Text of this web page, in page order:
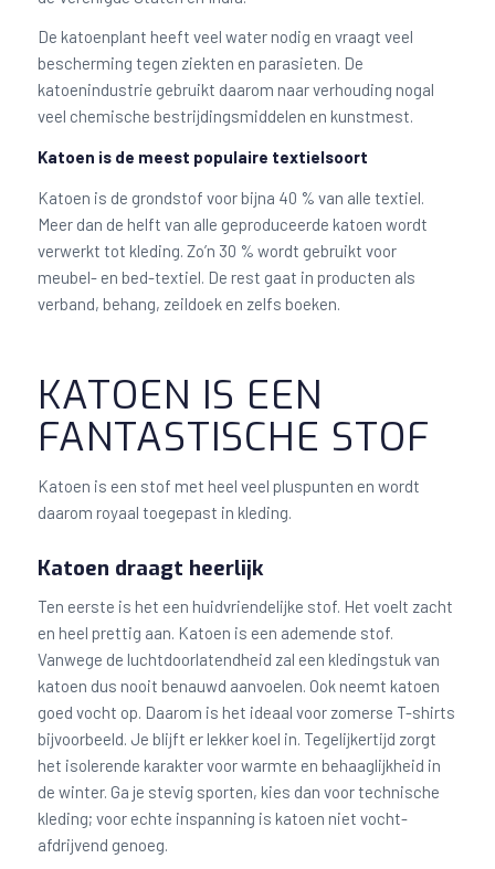
De katoenplant heeft veel water nodig en vraagt veel
bescherming tegen ziekten en parasieten. De
katoenindustrie gebruikt daarom naar verhouding nogal
veel chemische bestrijdingsmiddelen en kunstmest.
Katoen is de meest populaire textielsoort
Katoen is de grondstof voor bijna 40 % van alle textiel.
Meer dan de helft van alle geproduceerde katoen wordt
verwerkt tot kleding. Zo’n 30 % wordt gebruikt voor
meubel- en bed-textiel. De rest gaat in producten als
verband, behang, zeildoek en zelfs boeken.
KATOEN IS EEN
FANTASTISCHE STOF
Katoen is een stof met heel veel pluspunten en wordt
daarom royaal toegepast in kleding.
Katoen draagt heerlijk
Ten eerste is het een huidvriendelijke stof. Het voelt zacht
en heel prettig aan. Katoen is een ademende stof.
Vanwege de luchtdoorlatendheid zal een kledingstuk van
katoen dus nooit benauwd aanvoelen. Ook neemt katoen
goed vocht op. Daarom is het ideaal voor zomerse T-shirts
bijvoorbeeld. Je blijft er lekker koel in. Tegelijkertijd zorgt
het isolerende karakter voor warmte en behaaglijkheid in
de winter. Ga je stevig sporten, kies dan voor technische
kleding; voor echte inspanning is katoen niet vocht-
afdrijvend genoeg.